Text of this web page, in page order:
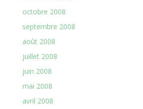
octobre 2008
septembre 2008
août 2008
juillet 2008
juin 2008
mai 2008
avril 2008